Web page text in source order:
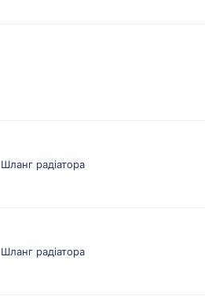
Шланг радіатора
Шланг радіатора